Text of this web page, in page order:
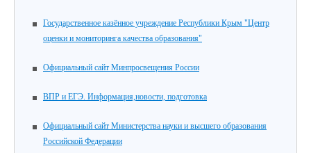
Государственное казённое учреждение Республики Крым "Центр
оценки и мониторинга качества образования"
Официальный сайт Минпросвещения России
ВПР и ЕГЭ. Информация,новости, подготовка
Официальный сайт Министерства науки и высшего образования
Российской Федерации